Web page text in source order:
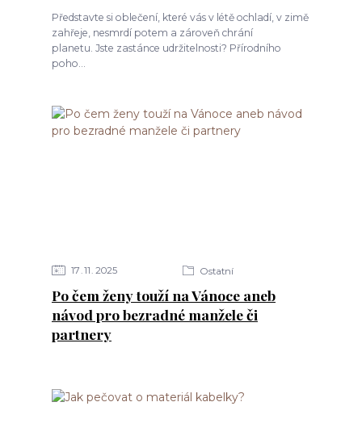
Představte si oblečení, které vás v létě ochladí, v zimě
zahřeje, nesmrdí potem a zároveň chrání
planetu. Jste zastánce udržitelnosti? Přírodního
poho...
17 11 2025 Ostatní
Po čem ženy touží na Vánoce aneb
návod pro bezradné manžele či
partnery